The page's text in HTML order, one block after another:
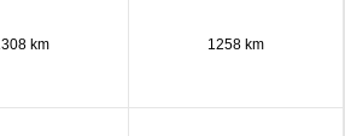
km 1258 km